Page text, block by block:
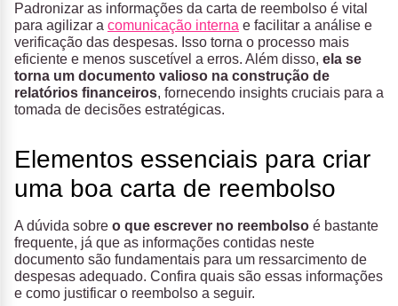
Padronizar as informações da carta de reembolso é vital
para agilizar a comunicação interna e facilitar a análise e
verificação das despesas. Isso torna o processo mais
eficiente e menos suscetível a erros. Além disso, ela se
torna um documento valioso na construção de
relatórios financeiros, fornecendo insights cruciais para a
tomada de decisões estratégicas.
Elementos essenciais para criar
uma boa carta de reembolso
A dúvida sobre o que escrever no reembolso é bastante
frequente, já que as informações contidas neste
documento são fundamentais para um ressarcimento de
despesas adequado. Confira quais são essas informações
e como justificar o reembolso a seguir.